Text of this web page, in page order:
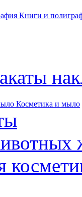
Книги и
Косметика и мыло